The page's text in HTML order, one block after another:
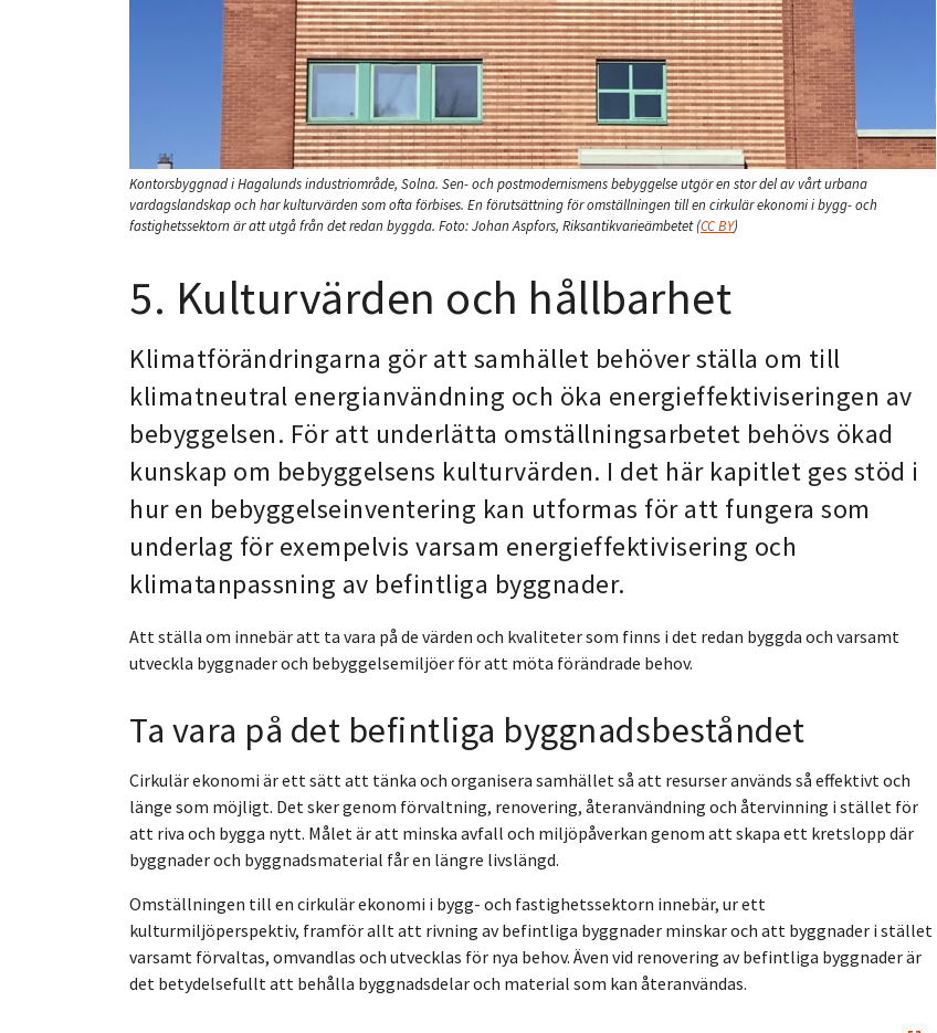
Kontorsbyggnad i Hagalunds industriområde, Solna. Sen- och postmodernismens bebyggelse utgör en stor del av vårt urbana
vardagslandskap och har kulturvärden som ofta förbises. En förutsättning för omställningen till en cirkulär ekonomi i bygg- och
fastighetssektorn är att utgå från det redan byggda. Foto:Johan Aspfors, Riksantikvarieämbetet(CC BY)
5. Kulturvärden och hållbarhet
Klimatförändringarna gör att samhället behöver ställa om till
klimatneutral energianvändning och öka energieffektiviseringen av
bebyggelsen. För att underlätta omställningsarbetet behövs ökad
kunskap om bebyggelsens kulturvärden. I det här kapitlet ges stöd i
hur en bebyggelseinventering kan utformas för att fungera som
underlag för exempelvis varsam energieffektivisering och
klimatanpassning av befintliga byggnader.
Att ställa om innebär att ta vara på de värden och kvaliteter som finns i det redan byggda och varsamt
utveckla byggnader och bebyggelsemiljöer för att möta förändrade behov.
Ta vara på det befintliga byggnadsbeståndet
Cirkulär ekonomi är ett sätt att tänka och organisera samhället så att resurser används så effektivt och
länge som möjligt. Det sker genom förvaltning, renovering, återanvändning och återvinning i stället för
att riva och bygga nytt. Målet är att minska avfall och miljöpåverkan genom att skapa ett kretslopp där
byggnader och byggnadsmaterial får en längre livslängd.
Omställningen till en cirkulär ekonomi i bygg- och fastighetssektorn innebär, ur ett
kulturmiljöperspektiv, framför allt att rivning av befintliga byggnader minskar och att byggnader i stället
varsamt förvaltas, omvandlas och utvecklas för nya behov. Även vid renovering av befintliga byggnader är
det betydelsefullt att behålla byggnadsdelar och material som kan återanvändas.